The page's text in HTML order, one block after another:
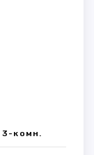
3-комн.